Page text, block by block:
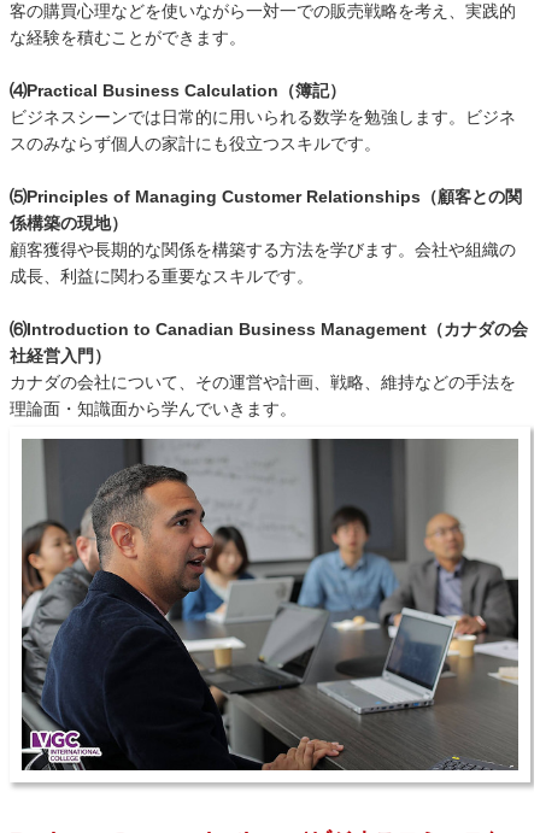
客の購買心理などを使いながら一対一での販売戦略を考え、実践的
な経験を積むことができます。
⑷Practical Business Calculation（簿記）
ビジネスシーンでは日常的に用いられる数学を勉強します。ビジネ
スのみならず個人の家計にも役立つスキルです。
⑸Principles of Managing Customer Relationships（顧客との関
係構築の現地）
顧客獲得や長期的な関係を構築する方法を学びます。会社や組織の
成長、利益に関わる重要なスキルです。
⑹Introduction to Canadian Business Management（カナダの会
社経営入門）
カナダの会社について、その運営や計画、戦略、維持などの手法を
理論面・知識面から学んでいきます。